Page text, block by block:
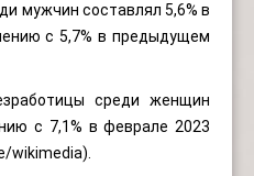
мужчин составлял 5,6% в
с 5,7% в предыдущем
среди женщин
с 7,1% в феврале 2023
/wikimedia).